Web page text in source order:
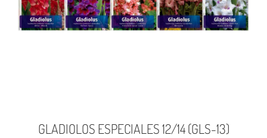
GLADIOLOS ESPECIALES 12/14 (GLS-13)